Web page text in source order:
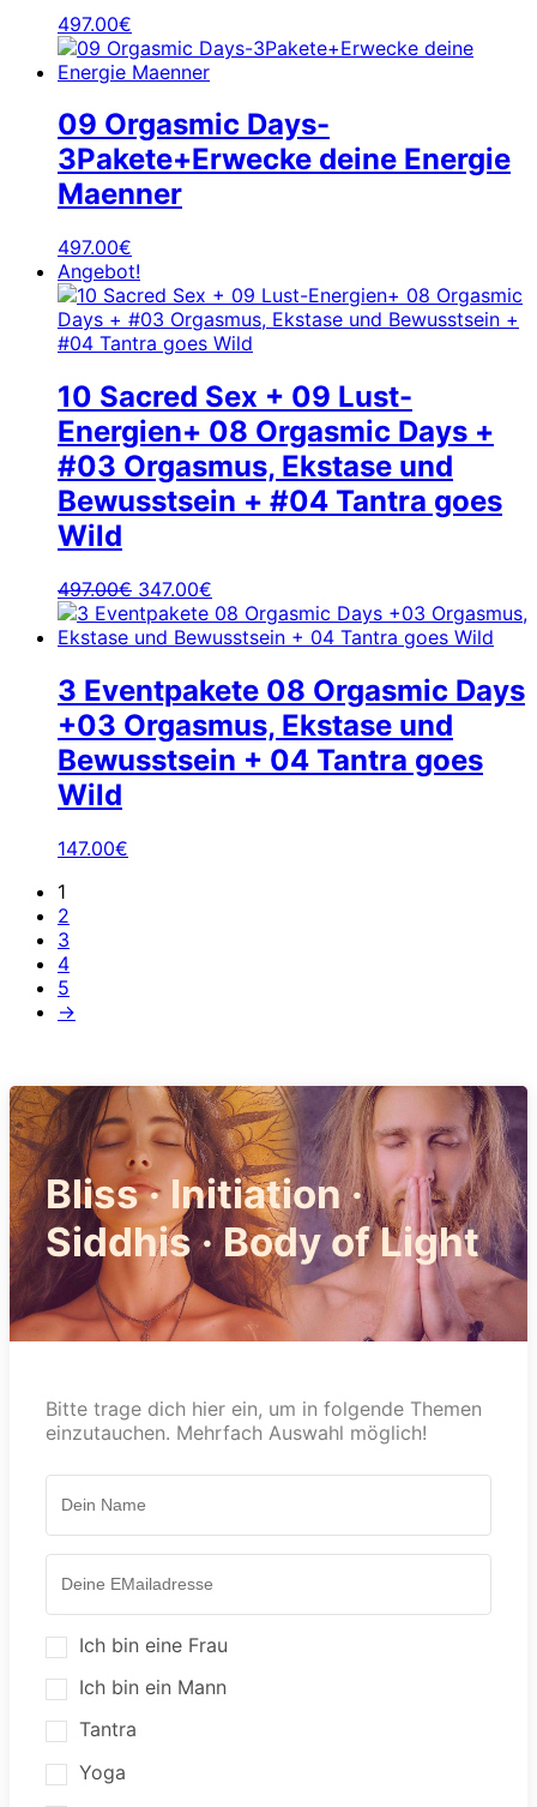
497.00€
09 Orgasmic Days-
3Pakete+Erwecke deine Energie
Maenner
497.00€
Angebot!
10 Sacred Sex + 09 Lust-
Energien+ 08 Orgasmic Days +
#03 Orgasmus, Ekstase und
Bewusstsein + #04 Tantra goes
Wild
497.00€ Ursprünglicher
Preis
war:
347.00€
Preis
ist:
3 Eventpakete 08 Orgasmic Days
+03 Orgasmus, Ekstase und
Bewusstsein + 04 Tantra goes
Wild
147.00€
1
2
3
4
5
→
Bliss · Initiation ·
Siddhis · Body of Light
Bitte trage dich hier ein, um in folgende Themen
einzutauchen. Mehrfach Auswahl möglich!
Ich bin eine Frau
Ich bin ein Mann
Tantra
Yoga